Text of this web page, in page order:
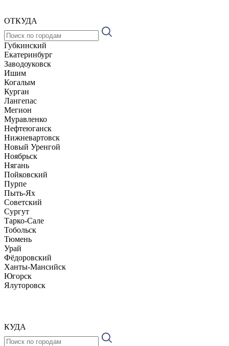
ОТКУДА
Губкинский
Екатеринбург
Заводоуковск
Ишим
Когалым
Курган
Лангепас
Мегион
Муравленко
Нефтеюганск
Нижневартовск
Новый Уренгой
Ноябрьск
Нягань
Пойковский
Пурпе
Пыть-Ях
Советский
Сургут
Тарко-Сале
Тобольск
Тюмень
Урай
Фёдоровский
Ханты-Мансийск
Югорск
Ялуторовск
КУДА